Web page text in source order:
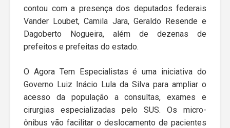
contou com a presença dos deputados federais
Vander Loubet, Camila Jara, Geraldo Resende e
Dagoberto Nogueira, além de dezenas de
prefeitos e prefeitas do estado.
O Agora Tem Especialistas é uma iniciativa do
Governo Luiz Inácio Lula da Silva para ampliar o
acesso da população a consultas, exames e
cirurgias especializadas pelo SUS. Os micro-
ônibus vão facilitar o deslocamento de pacientes